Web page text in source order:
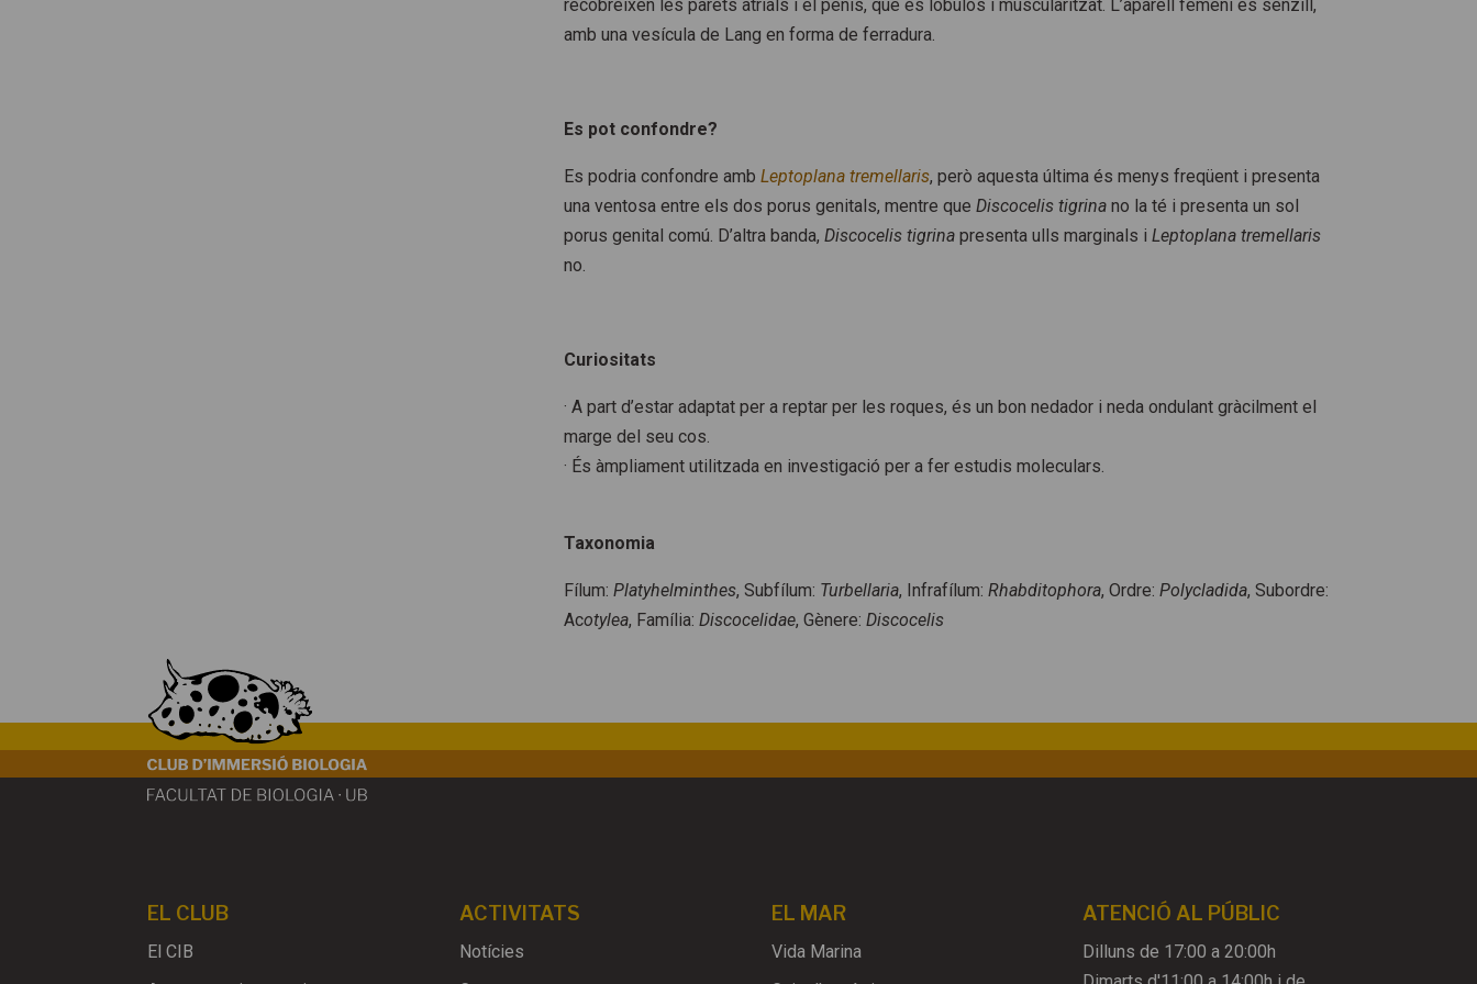
recobreixen les parets atrials i el penis, que és lobulós i muscularitzat. L’aparell femení és senzill,
amb una vesícula de Lang en forma de ferradura.
Es pot confondre?
Es podria confondre amb Leptoplana tremellaris, però aquesta última és menys freqüent i presenta
una ventosa entre els dos porus genitals, mentre que Discocelis tigrina no la té i presenta un sol
porus genital comú. D’altra banda, Discocelis tigrina presenta ulls marginals i Leptoplana tremellaris
no.
Curiositats
· A part d’estar adaptat per a reptar per les roques, és un bon nedador i neda ondulant gràcilment el
marge del seu cos.
· És àmpliament utilitzada en investigació per a fer estudis moleculars.
Taxonomia
Fílum: Platyhelminthes, Subfílum: Turbellaria, Infrafílum: Rhabditophora, Ordre: Polycladida, Subordre:
Acotylea, Família: Discocelidae, Gènere: Discocelis
EL CLUB
El CIB
ACTIVITATS
Notícies
EL MAR
Vida Marina
ATENCIÓ AL PÚBLIC
Dilluns de 17:00 a 20:00h